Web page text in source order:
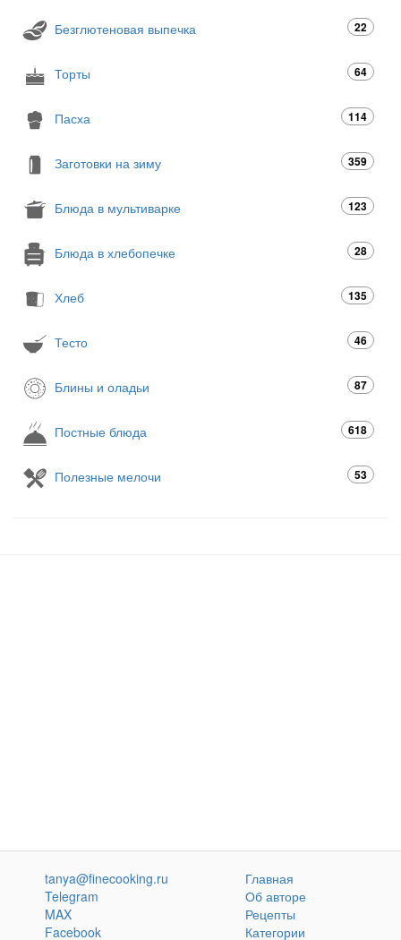
Безглютеновая выпечка 22
Торты 64
Пасха 114
Заготовки на зиму 359
Блюда в мультиварке 123
Блюда в хлебопечке 28
Хлеб 135
Тесто 46
Блины и оладьи 87
Постные блюда 618
Полезные мелочи 53
tanya@finecooking.ru
Telegram
MAX
Facebook
Главная
Об авторе
Рецепты
Категории